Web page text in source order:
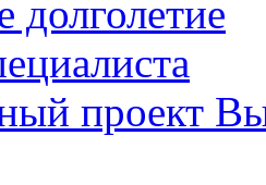
долголетие
проект